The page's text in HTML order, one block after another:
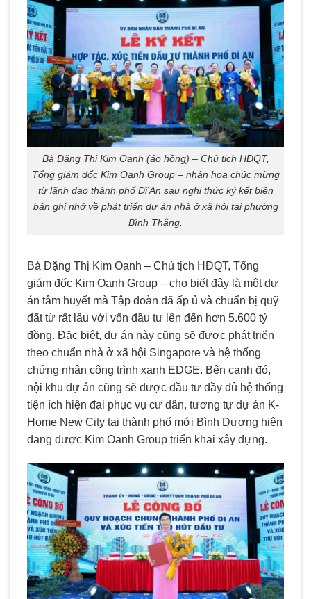
Bà Đặng Thị Kim Oanh (áo hồng) – Chủ tịch HĐQT,
Tổng giám đốc Kim Oanh Group – nhận hoa chúc mừng
từ lãnh đạo thành phố Dĩ An sau nghi thức ký kết biên
bản ghi nhớ về phát triển dự án nhà ở xã hội tại phường
Bình Thắng.
Bà Đặng Thị Kim Oanh – Chủ tịch HĐQT, Tổng
giám đốc Kim Oanh Group – cho biết đây là một dự
án tâm huyết mà Tập đoàn đã ấp ủ và chuẩn bị quỹ
đất từ rất lâu với vốn đầu tư lên đến hơn 5.600 tỷ
đồng. Đặc biệt, dự án này cũng sẽ được phát triển
theo chuẩn nhà ở xã hội Singapore và hệ thống
chứng nhận công trình xanh EDGE. Bên cạnh đó,
nội khu dự án cũng sẽ được đầu tư đầy đủ hệ thống
tiện ích hiện đại phục vụ cư dân, tương tự dự án K-
Home New City tại thành phố mới Bình Dương hiện
đang được Kim Oanh Group triển khai xây dựng.